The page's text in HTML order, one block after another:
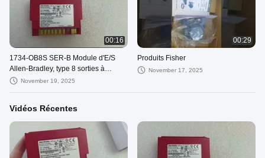
00:16
1734-OB8S SER-B Module d'E/S
Allen-Bradley, type 8 sorties à
collecteur ouvert, 24V CC, pour
November 19, 2025
00:29
Produits Fisher
November 17, 2025
Vidéos Récentes